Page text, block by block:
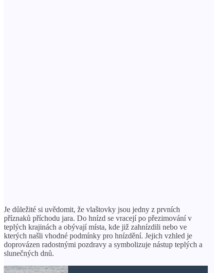
Je důležité si uvědomit, že vlaštovky jsou jedny z prvních
příznaků příchodu jara. Do hnízd se vracejí po přezimování v
teplých krajinách a obývají místa, kde již zahnízdili nebo ve
kterých našli vhodné podmínky pro hnízdění. Jejich vzhled je
doprovázen radostnými pozdravy a symbolizuje nástup teplých a
slunečných dnů.